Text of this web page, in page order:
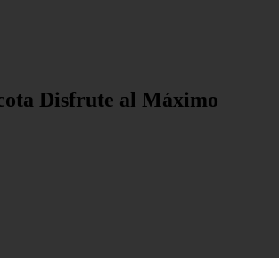
Disfrute al Máximo